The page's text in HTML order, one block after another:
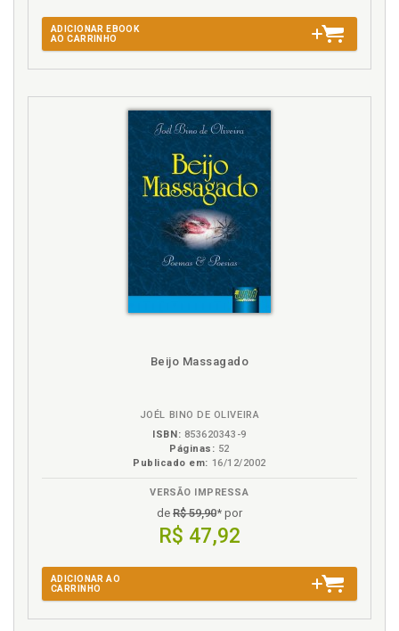
ADICIONAR EBOOK
AO CARRINHO
Beijo Massagado
JOÉL BINO DE OLIVEIRA
ISBN: 853620343-9
Páginas: 52
Publicado em: 16/12/2002
VERSÃO IMPRESSA
de R$ 59,90* por
R$ 47,92
ADICIONAR AO
CARRINHO